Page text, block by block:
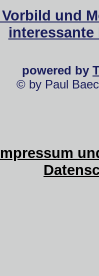
und
powered by
© by Paul